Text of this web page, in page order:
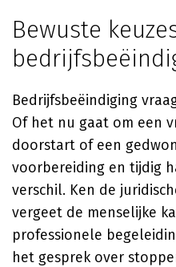
Bewuste
Bedrijfsbeëindiging
Of het nu gaat om een
doorstart of een
voorbereiding en tijdig
verschil. Ken de
vergeet de menselijke
professionele
het gesprek over